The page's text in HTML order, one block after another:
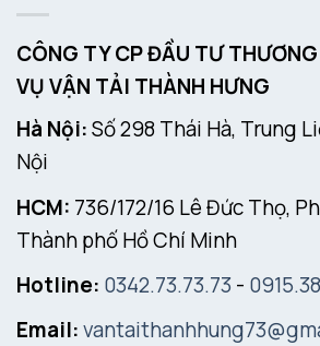
CÔNG TY CP ĐẦU TƯ
VỤ VẬN TẢI THÀNH HƯNG
Hà Nội:Số 298 Thái Hà, Trung
Nội
HCM: 736/172/16 Lê Đức Thọ,
Thành phố Hồ Chí Minh
Hotline: 0342.73.73.73-
Email: